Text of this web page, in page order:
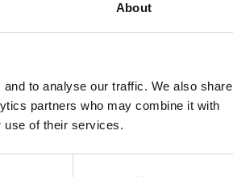
About
to analyse our traffic. We also share
partners who may combine it with
use of their services.